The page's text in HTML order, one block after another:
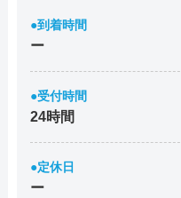
●到着時間
ー
●受付時間
24時間
●定休日
ー